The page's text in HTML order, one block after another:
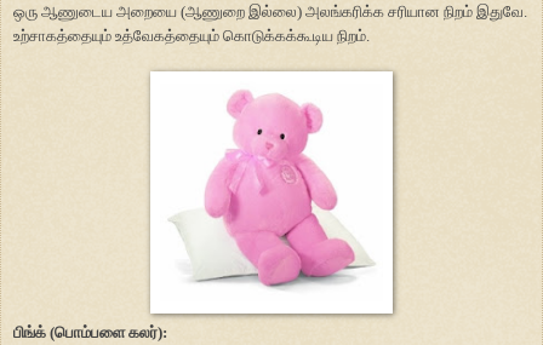
ஒரு ஆணுடைய அறையை (ஆணுறை இல்லை) அலங்கரிக்க சரியான நிறம் இதுவே.
உற்சாகத்தையும் உத்வேகத்தையும் கொடுக்கக்கூடிய நிறம்.
பிங்க் (பொம்பளை கலர்):